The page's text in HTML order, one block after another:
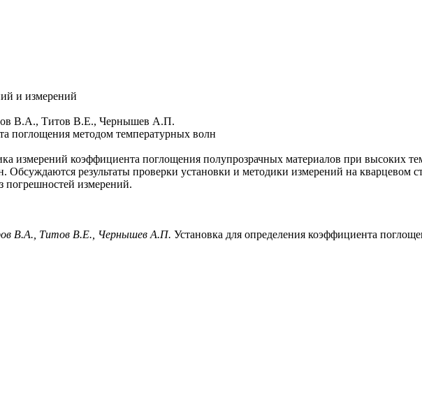
и измерений
В.А., Титов В.Е., Чернышев А.П.
поглощения методом температурных волн
измерений коэффициента поглощения полупрозрачных материалов при высоких
результаты проверки установки и методики измерений на кварцевом
погрешностей измерений.
В.А., Титов В.Е., Чернышев А.П. Установка для определения коэффициента